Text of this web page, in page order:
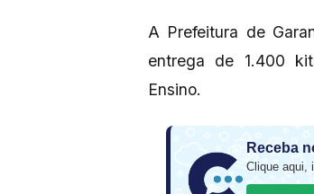
A Prefeitura de
entrega de 1.400
Ensino.
Receba
Clique aqui,